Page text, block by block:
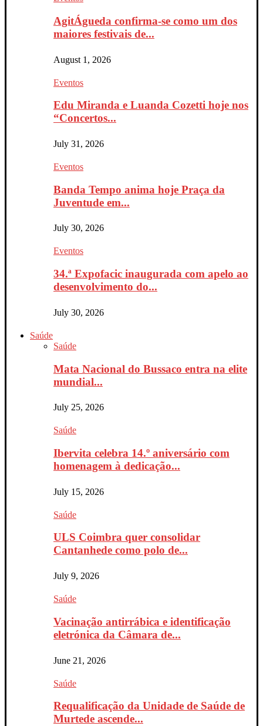
AgitÁgueda confirma-se como um dos
maiores festivais de...
August 1, 2026
Eventos
Edu Miranda e Luanda Cozetti hoje nos
“Concertos...
July 31, 2026
Eventos
Banda Tempo anima hoje Praça da
Juventude em...
July 30, 2026
Eventos
34.ª Expofacic inaugurada com apelo ao
desenvolvimento do...
July 30, 2026
Saúde
Saúde
Mata Nacional do Bussaco entra na elite
mundial...
July 25, 2026
Saúde
Ibervita celebra 14.º aniversário com
homenagem à dedicação...
July 15, 2026
Saúde
ULS Coimbra quer consolidar
Cantanhede como polo de...
July 9, 2026
Saúde
Vacinação antirrábica e identificação
eletrónica da Câmara de...
June 21, 2026
Saúde
Requalificação da Unidade de Saúde de
Murtede ascende...